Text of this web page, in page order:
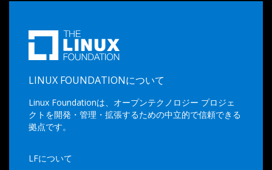
LINUX FOUNDATIONについて
Linux Foundationは、オープンテクノロジー プロジェ
クトを開発・管理・拡張するための中立的で信頼できる
拠点です。
LFについて